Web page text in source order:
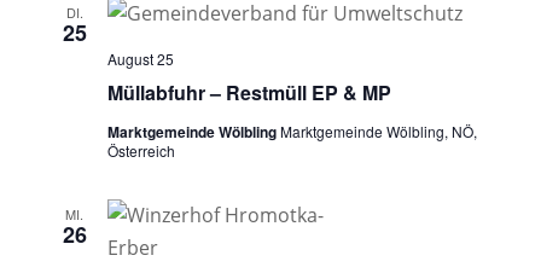
DI.
25
Müllabfuhr – Restmüll EP & MP
August 25
Marktgemeinde WölblingMarktgemeinde Wölbling, NÖ,
Österreich
MI.
26